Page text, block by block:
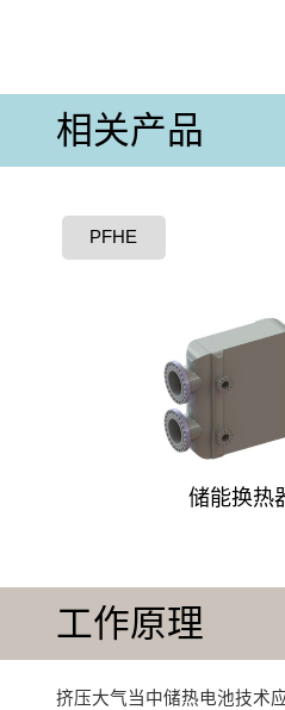
相关产品
PFHE
储能换热
工作原理
挤压大气当中储热电池技术